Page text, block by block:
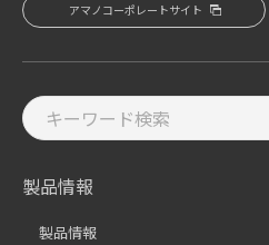
アマノコーポレートサイト
製品情報
製品情報